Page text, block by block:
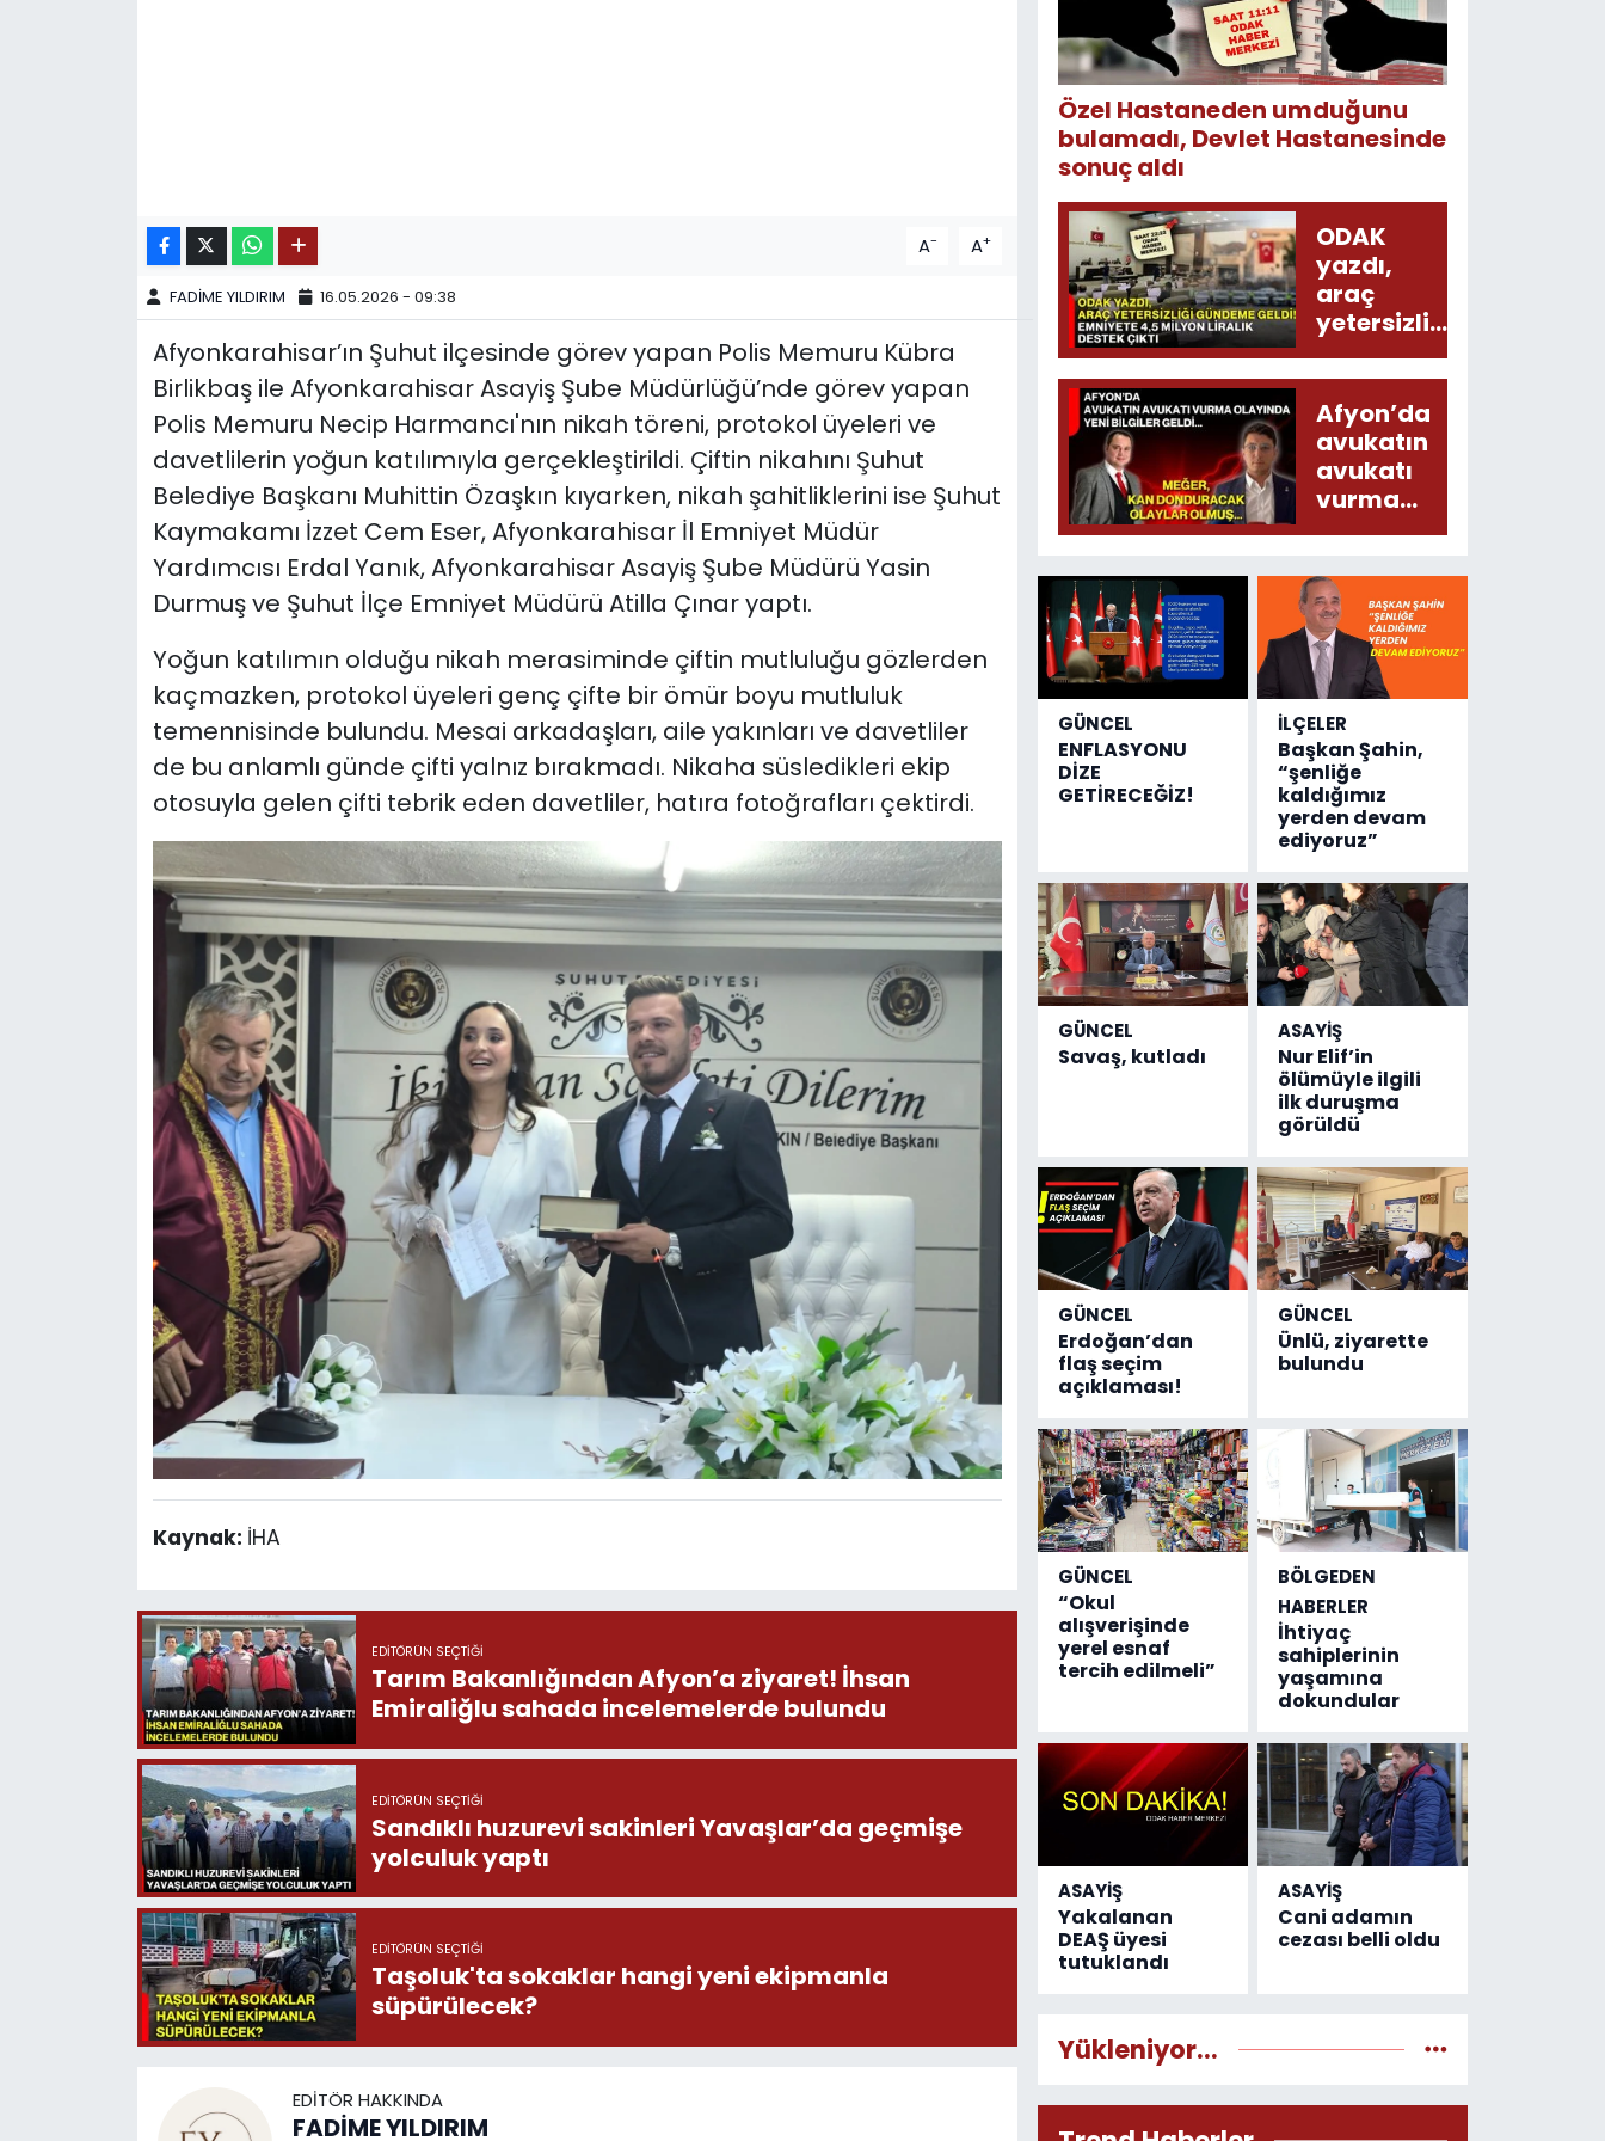
A- A+
FADİME YILDIRIM 16.05.2026 - 09:38
Afyonkarahisar’ın Şuhut ilçesinde görev yapan Polis Memuru Kübra
Birlikbaş ile Afyonkarahisar Asayiş Şube Müdürlüğü’nde görev yapan
Polis Memuru Necip Harmancı'nın nikah töreni, protokol üyeleri ve
davetlilerin yoğun katılımıyla gerçekleştirildi. Çiftin nikahını Şuhut
Belediye Başkanı Muhittin Özaşkın kıyarken, nikah şahitliklerini ise Şuhut
Kaymakamı İzzet Cem Eser, Afyonkarahisar İl Emniyet Müdür
Yardımcısı Erdal Yanık, Afyonkarahisar Asayiş Şube Müdürü Yasin
Durmuş ve Şuhut İlçe Emniyet Müdürü Atilla Çınar yaptı.
Yoğun katılımın olduğu nikah merasiminde çiftin mutluluğu gözlerden
kaçmazken, protokol üyeleri genç çifte bir ömür boyu mutluluk
temennisinde bulundu. Mesai arkadaşları, aile yakınları ve davetliler
de bu anlamlı günde çifti yalnız bırakmadı. Nikaha süsledikleri ekip
otosuyla gelen çifti tebrik eden davetliler, hatıra fotoğrafları çektirdi.
Kaynak: İHA
EDITÖRÜN SEÇTIĞI
Tarım Bakanlığından Afyon’a ziyaret! İhsan
Emiraliğlu sahada incelemelerde bulundu
EDITÖRÜN SEÇTIĞI
Sandıklı huzurevi sakinleri Yavaşlar’da geçmişe
yolculuk yaptı
EDITÖRÜN SEÇTIĞI
Taşoluk'ta sokaklar hangi yeni ekipmanla
süpürülecek?
EDITÖR HAKKINDA
FADİME YILDIRIM
Özel Hastaneden umduğunu
bulamadı, Devlet Hastanesinde
sonuç aldı
ODAK
yazdı,
araç
yetersizliği
gündeme
geldi!
Emniyete
4,5 milyon
liralık
destek
Afyon’da
avukatın
avukatı
vurma
olayında
geldi...
Meğer, kan
donduracak
olaylar
olmuş...
GÜNCEL
ENFLASYONU
DİZE
GETİRECEĞİZ!
İLÇELER
Başkan Şahin,
“şenliğe
kaldığımız
yerden devam
ediyoruz”
GÜNCEL
Savaş, kutladı
ASAYİŞ
Nur Elif’in
ölümüyle ilgili
ilk duruşma
görüldü
GÜNCEL
Erdoğan’dan
flaş seçim
açıklaması!
GÜNCEL
Ünlü, ziyarette
bulundu
GÜNCEL
“Okul
alışverişinde
yerel esnaf
tercih edilmeli”
BÖLGEDEN
HABERLER
İhtiyaç
sahiplerinin
yaşamına
dokundular
ASAYİŞ
Yakalanan
DEAŞ üyesi
tutuklandı
ASAYİŞ
Cani adamın
cezası belli oldu
Yükleniyor...